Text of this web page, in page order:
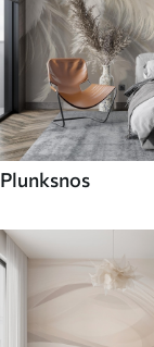
Plunksnos